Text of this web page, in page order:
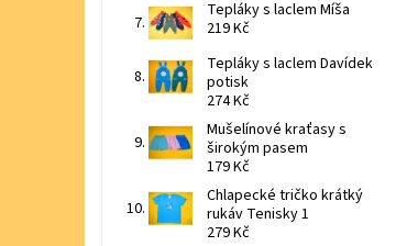
Tepláky s laclem Míša
219 Kč
Tepláky s laclem Davídek
potisk
274 Kč
Mušelínové kraťasy s
širokým pasem
179 Kč
Chlapecké tričko krátký
rukáv Tenisky 1
279 Kč